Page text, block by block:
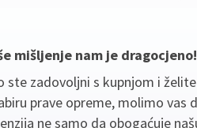
mišljenje nam je dragocjeno!
ste zadovoljni s kupnjom i
prave opreme, molimo vas
ne samo da obogaćuje